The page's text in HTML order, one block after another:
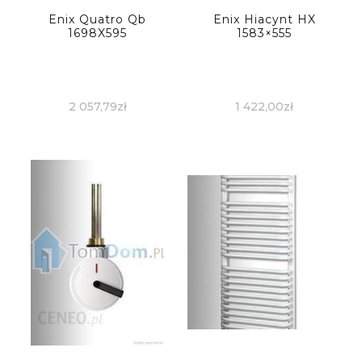
Enix Quatro Qb
1698X595
2 057,79zł
Enix Hiacynt HX
1583×555
1 422,00zł